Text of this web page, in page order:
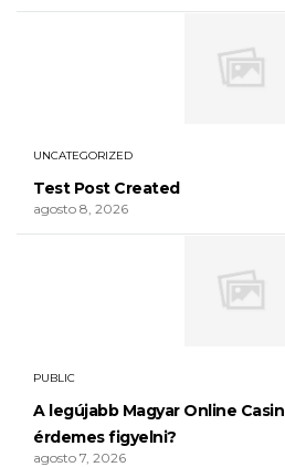
UNCATEGORIZED
Test Post Created
agosto 8, 2026
PUBLIC
A legújabb Magyar Online
érdemes figyelni?
agosto 7, 2026